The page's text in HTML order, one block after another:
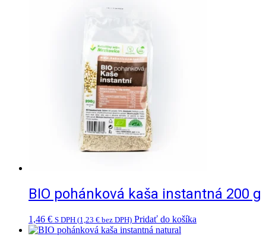
BIO pohánková kaša instantná 200 g
1,46 € S DPH (1,23 € bez DPH) Pridať do košíka